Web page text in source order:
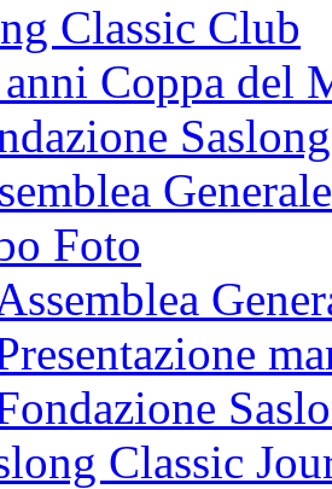
Classic Club
Coppa del
Saslong
Generale
Foto
Classic